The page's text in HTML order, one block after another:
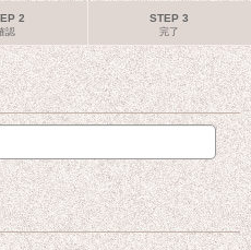
2
認
STEP 3
完了